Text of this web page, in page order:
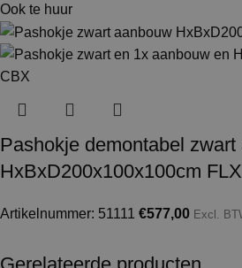
Ook te huur
Pashokje demontabel zwart
HxBxD200x100x100cm FLX
Artikelnummer: 51111 €577,00 Excl.